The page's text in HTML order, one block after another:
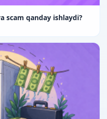
scam qanday ishlaydi?